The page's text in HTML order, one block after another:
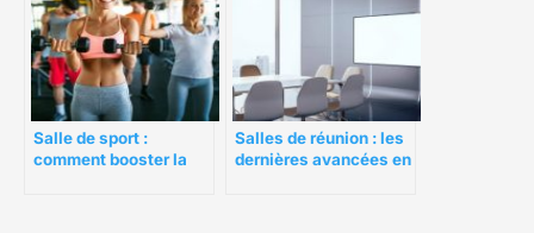
Salle de sport :
comment booster la
Salles de réunion : les
dernières avancées en